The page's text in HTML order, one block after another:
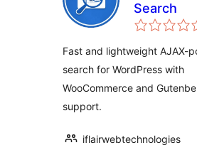
Search
Fast and lightweight AJAX-
search for WordPress with
WooCommerce and
support.
iflairwebtechnologies